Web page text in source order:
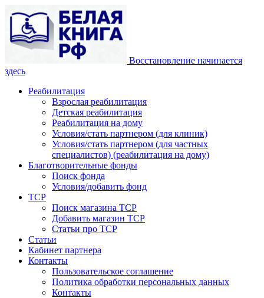
Восстановление начинается
здесь
Реабилитация
Взрослая реабилитация
Детская реабилитация
Реабилитация на дому
Условия/стать партнером (для клиник)
Условия/стать партнером (для частных
специалистов) (реабилитация на дому)
Благотворительные фонды
Поиск фонда
Условия/добавить фонд
ТСР
Поиск магазина ТСР
Добавить магазин ТСР
Статьи про ТСР
Статьи
Кабинет партнера
Контакты
Пользовательское соглашение
Политика обработки персональных данных
Контакты